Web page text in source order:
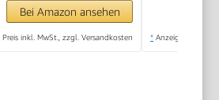
Temperaturanzeige,
passend für alle
Bei Amazon ansehen
Preis inkl. MwSt., zzgl. Versandkosten * Anzeige